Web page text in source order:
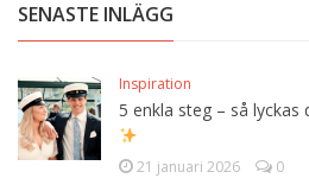
SENASTE INLÄGG
Inspiration
5 enkla steg – så
21 januari 2026 0